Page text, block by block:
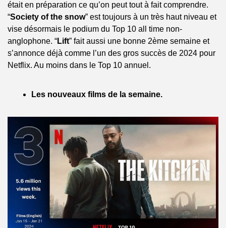
était en préparation ce qu’on peut tout à fait comprendre.
“Society of the snow” est toujours à un très haut niveau et
vise désormais le podium du Top 10 all time non-
anglophone. “Lift” fait aussi une bonne 2ème semaine et
s’annonce déjà comme l’un des gros succès de 2024 pour
Netflix. Au moins dans le Top 10 annuel.
Les nouveaux films de la semaine.